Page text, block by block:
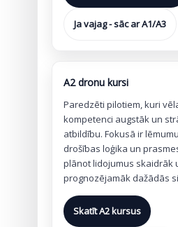
Ja vajag - sāc ar A1/A3
A2 dronu kursi
Paredzēti pilotiem, kuri
kompetenci augstāk un
atbildību. Fokusā ir
drošības loģika un
plānot lidojumus skaidrāk
prognozējamāk dažādās
Skatīt A2 kursus